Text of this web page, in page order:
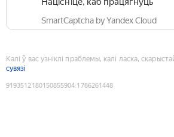
SmartCaptcha by Yandex Cloud
Калі ў вас узніклі праблемы, калі ласка,
сувязі
9193512180150855904:1786261448